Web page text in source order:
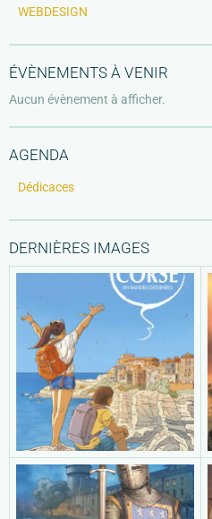
WEBDESIGN
ÉVÈNEMENTS À VENIR
Aucun évènement à afficher.
AGENDA
Dédicaces
DERNIÈRES IMAGES